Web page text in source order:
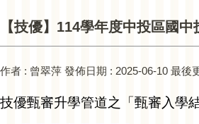
【技優】114學年度中投區國
作者 : 曾翠萍 發佈日期 : 2025-06-10 最後
技優甄審升學管道之「甄審入學